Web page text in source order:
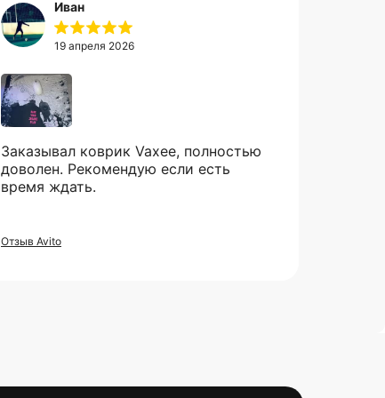
Иван
19 апреля 2026
Заказывал коврик Vaxee, полностью
доволен. Рекомендую если есть
время ждать.
Отзыв Avito